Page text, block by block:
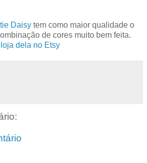
Daisy tem como maior qualidade o
de cores muito bem feita.
loja dela no Etsy